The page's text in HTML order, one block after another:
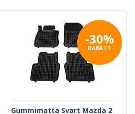
-30%
RABATT
Gummimatta Svart Mazda 2